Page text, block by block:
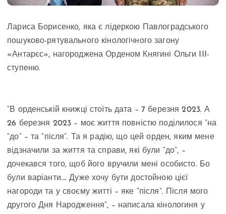
Лариса Борисенко, яка є лідеркою Павлоградського
пошуково-рятувального кінологічного загону
«Антарєс», нагороджена Орденом Княгині Ольги III-
ступеню.
“В орденській книжці стоїть дата – 7 березня 2023. А
26 березня 2023 – моє життя повністю поділилося “на
“до” – та “після”. Та я радію, що цей орден, яким мене
відзначили за життя та справи, які були “до”, –
дочекався того, щоб його вручили мені особисто. Бо
були варіанти…. Дуже хочу бути достойною цієї
нагороди та у своєму житті – яке “після”. Після мого
другого Дня Народження”, – написала кінологиня у